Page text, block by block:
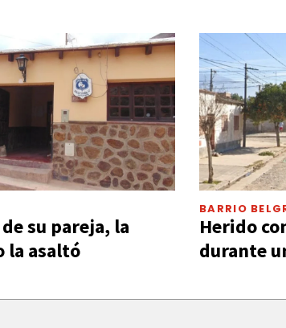
de su pareja, la
la asaltó
BARRIO
Herido
durante